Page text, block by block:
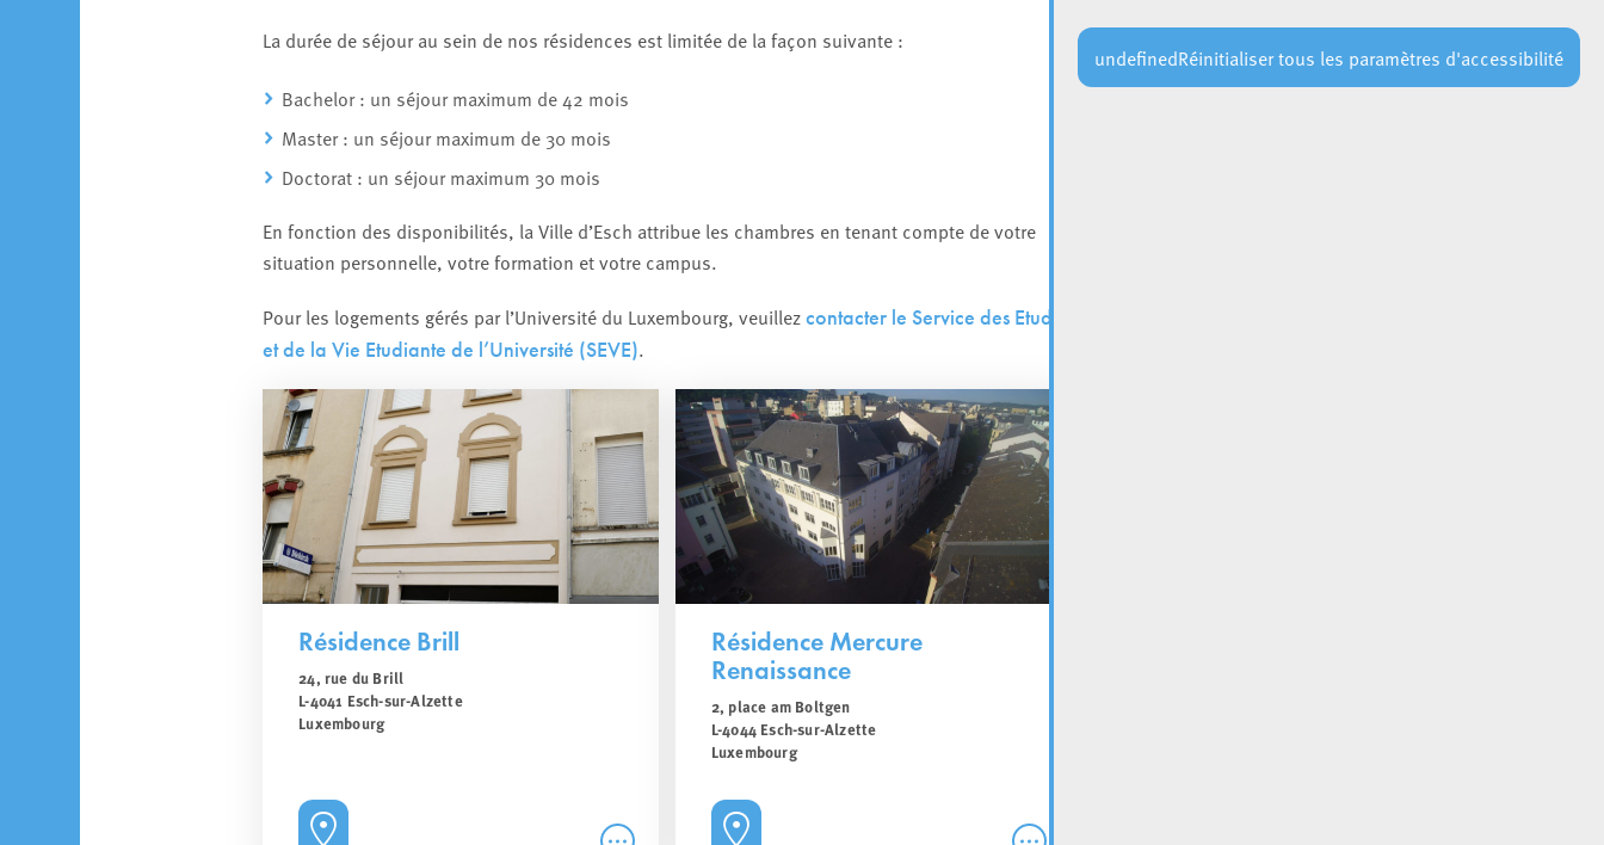
La durée de séjour au sein de nos résidences est limitée de la façon suivante :
Bachelor : un séjour maximum de 42 mois
Master : un séjour maximum de 30 mois
Doctorat : un séjour maximum 30 mois
En fonction des disponibilités, la Ville d’Esch attribue les chambres en tenant compte de votre
situation personnelle, votre formation et votre campus.
Pour les logements gérés par l’Université du Luxembourg, veuillezcontacter le Service des Etudes
et de la Vie Etudiante de l’Université (SEVE).
Résidence Brill
24, rue du Brill
L-4041 Esch-sur-Alzette
Luxembourg
Résidence Mercure
Renaissance
2, place am Boltgen
L-4044 Esch-sur-Alzette
Luxembourg
LIENS
Demande en ligne
undefinedRéinitialiser tous les paramètres d'accessibilité